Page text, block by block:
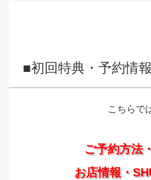
■初回特典・予約情
こちらで
ご予約方法
お店情報・